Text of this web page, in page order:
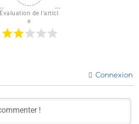
Évaluation de l'articl
e
Connexion